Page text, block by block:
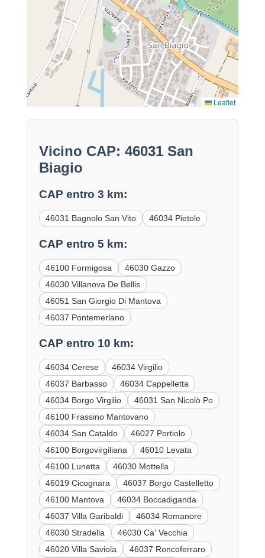
Leaflet
Vicino CAP: 46031 San
Biagio
CAP entro 3 km:
46031 Bagnolo San Vito 46034 Pietole
CAP entro 5 km:
46100 Formigosa
46030 Gazzo
46030 Villanova De Bellis
46051 San Giorgio Di Mantova
46037 Pontemerlano
CAP entro 10 km:
46034 Cerese
46034 Virgilio
46037 Barbasso
46034 Cappelletta
46034 Borgo Virgilio
46031 San Nicolò Po
46100 Frassino Mantovano
46034 San Cataldo
46027 Portiolo
46100 Borgovirgiliana
46010 Levata
46100 Lunetta
46030 Mottella
46019 Cicognara
46037 Borgo Castelletto
46100 Mantova
46034 Boccadiganda
46037 Villa Garibaldi
46034 Romanore
46030 Stradella
46030 Ca' Vecchia
46020 Villa Saviola
46037 Roncoferraro